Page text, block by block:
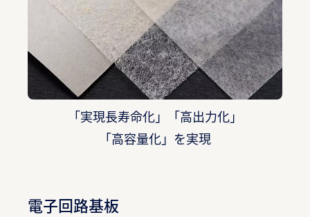
「実現長寿命化」「高出力化」
「高容量化」を実現
電子回路基板